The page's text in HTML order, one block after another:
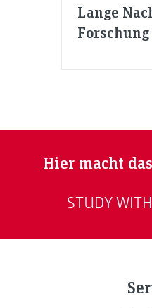
Lange
Forschung
Hier macht
STUDY